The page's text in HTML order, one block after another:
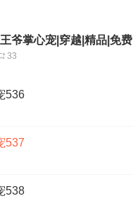
爷掌心宠|穿越|精品|免费
33
536
537
538